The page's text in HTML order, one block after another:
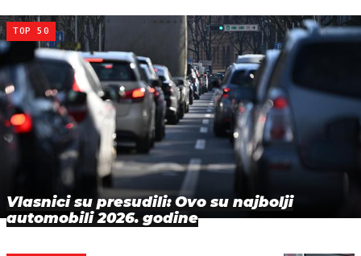
TOP 50
Vlasnici su presudili: Ovo su najbolji
automobili 2026. godine